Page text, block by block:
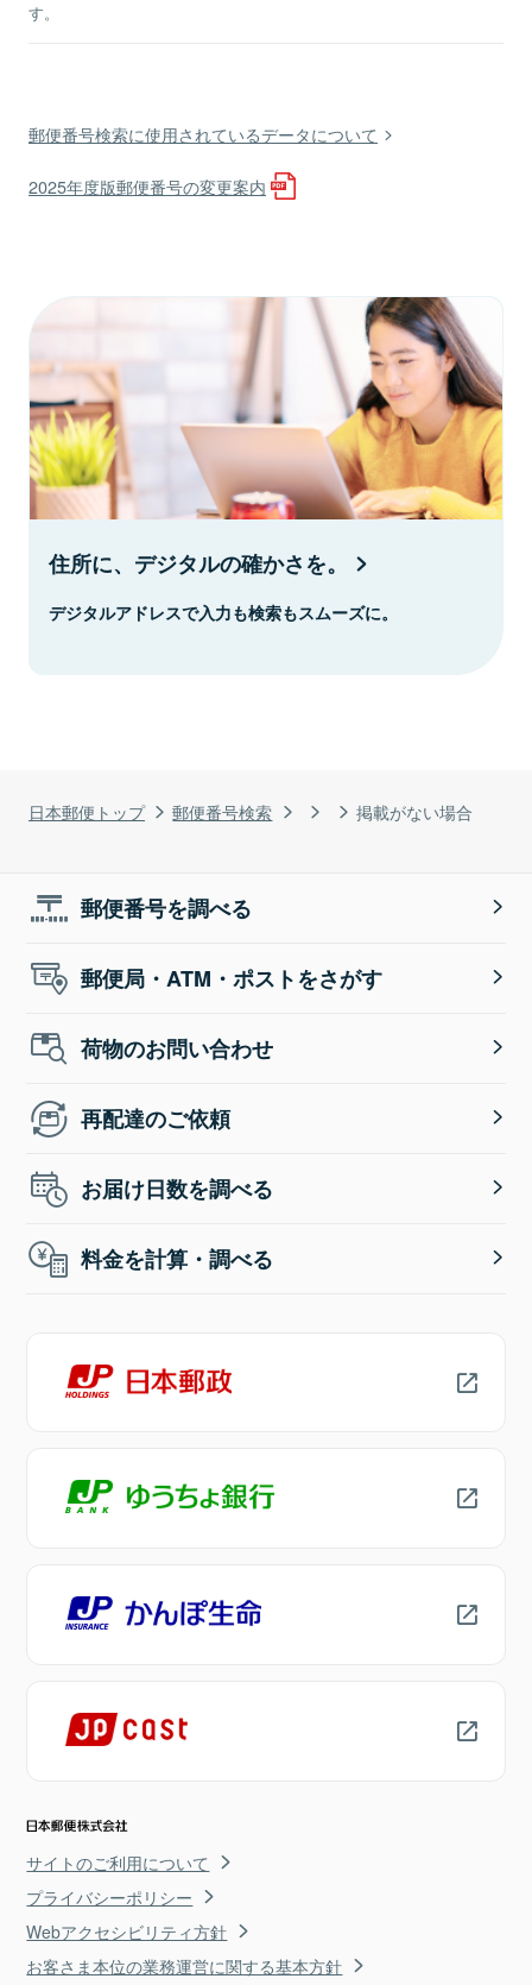
日本郵便トップ 郵便番号検索 掲載がない場合
す。
郵便番号検索に使用されているデータについて
2025年度版郵便番号の変更案内
住所に、デジタルの確かさを。
デジタルアドレスで入力も検索もスムーズに。
郵便番号を調べる
郵便局・ATM・ポストをさがす
荷物のお問い合わせ
再配達のご依頼
お届け日数を調べる
料金を計算・調べる
サイトのご利用について
プライバシーポリシー
Webアクセシビリティ方針
お客さま本位の業務運営に関する基本方針